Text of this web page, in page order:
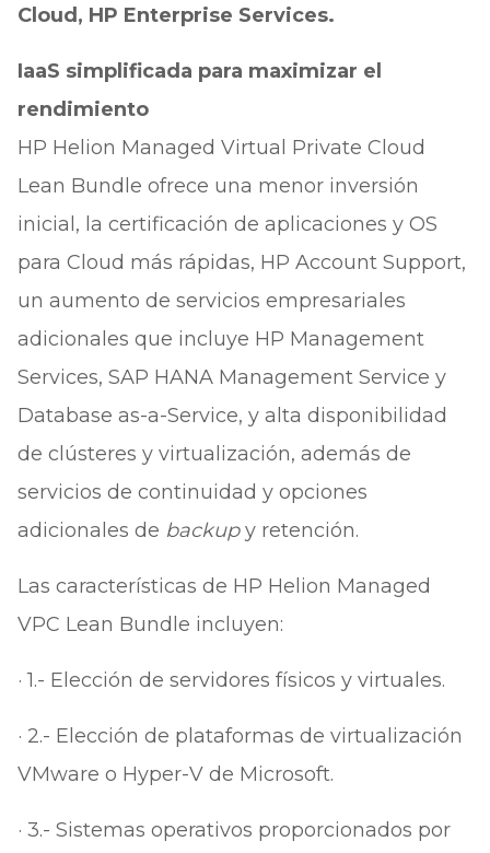
Cloud, HP Enterprise Services.
IaaS simplificada para maximizar el
rendimiento
HP Helion Managed Virtual Private Cloud
Lean Bundle ofrece una menor inversión
inicial, la certificación de aplicaciones y OS
para Cloud más rápidas, HP Account Support,
un aumento de servicios empresariales
adicionales que incluye HP Management
Services, SAP HANA Management Service y
Database as-a-Service, y alta disponibilidad
de clústeres y virtualización, además de
servicios de continuidad y opciones
adicionales de backupy retención.
Las características de HP Helion Managed
VPC Lean Bundle incluyen:
· 1.- Elección de servidores físicos y virtuales.
· 2.- Elección de plataformas de virtualización
VMware o Hyper-V de Microsoft.
· 3.- Sistemas operativos proporcionados por